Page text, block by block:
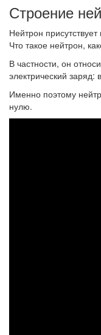
Строение
Нейтрон
Что такое нейтрон,
В частности, он
электрический
Именно поэтому
нулю.